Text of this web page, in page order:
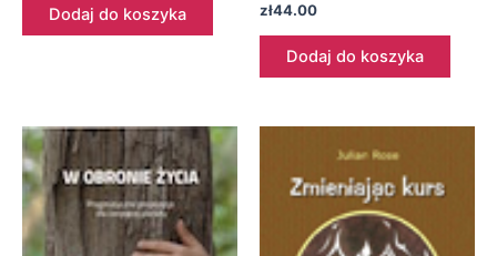
Dodaj do koszyka zł44.00
Dodaj do koszyka